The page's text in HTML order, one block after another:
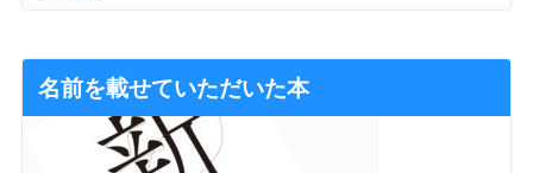
名前を載せていただいた本